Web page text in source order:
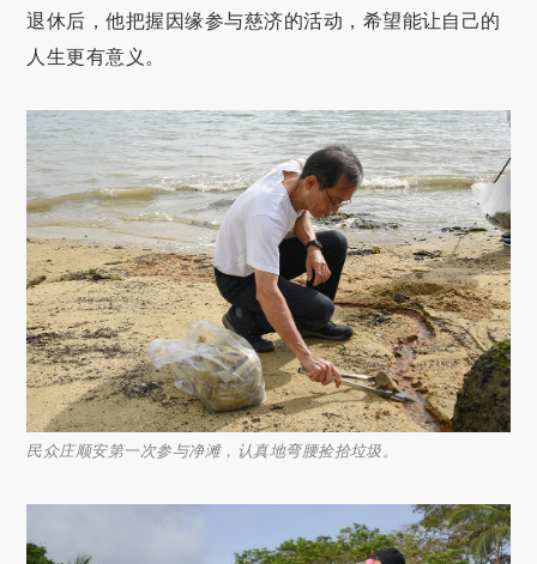
退休后，他把握因缘参与慈济的活动，希望能让自己的
人生更有意义。
民众庄顺安第一次参与净滩，认真地弯腰捡拾垃圾。